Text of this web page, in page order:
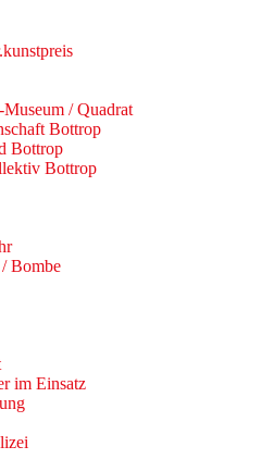
/ Quadrat
Bottrop
Bottrop
Bottrop
Bombe
im Einsatz